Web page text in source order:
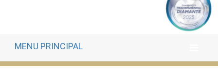
MENU PRINCIPAL